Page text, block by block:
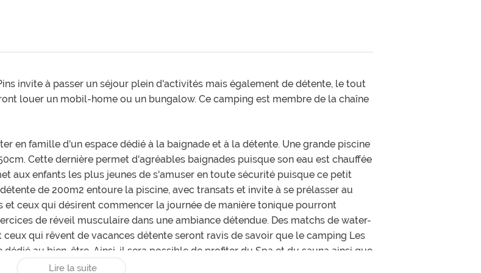
invite à passer un séjour plein d'activités mais également de détente, le tout
louer un mobil-home ou un bungalow. Ce camping est membre de la chaîne
en famille d'un espace dédié à la baignade et à la détente. Une grande piscine
Cette dernière permet d'agréables baignades puisque son eau est chauffée
aux enfants les plus jeunes de s'amuser en toute sécurité puisque ce petit
de 200m2 entoure la piscine, avec transats et invite à se prélasser au
ceux qui désirent commencer la journée de manière tonique pourront
de réveil musculaire dans une ambiance détendue. Des matchs de water-
qui rêvent de vacances détente seront ravis de savoir que le camping Les
au bien-être. Ainsi, il sera possible de profiter du Spa et du sauna ainsi que
Un jacuzzi est également présent pour passer de délicieux moments de
Lire la suite